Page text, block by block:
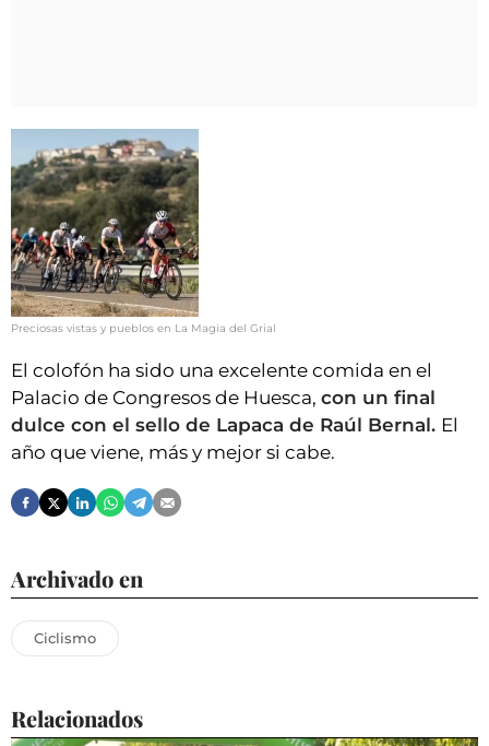
Preciosas vistas y pueblos en La Magia del Grial
El colofón ha sido una excelente comida en el
Palacio de Congresos de Huesca, con un final
dulce con el sello de Lapaca de Raúl Bernal. El
año que viene, más y mejor si cabe.
Archivado en
Ciclismo
Relacionados